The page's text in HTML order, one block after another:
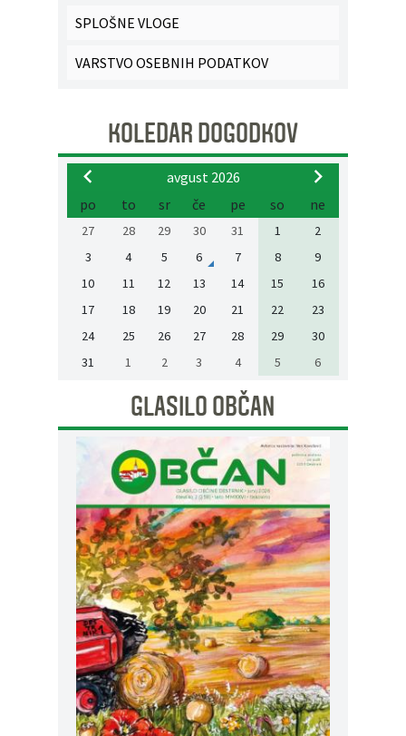
SPLOŠNE VLOGE
VARSTVO OSEBNIH PODATKOV
KOLEDAR DOGODKOV
avgust 2026
po
to sr če pe so ne
27 28 29 30 31 1
2
3
4 5 6 7 8
9
10
11 12 13 14 15
16
17
18 19 20 21 22
23
24
25 26 27 28 29
30
31
1 2 3 4 5 6
GLASILO OBČAN